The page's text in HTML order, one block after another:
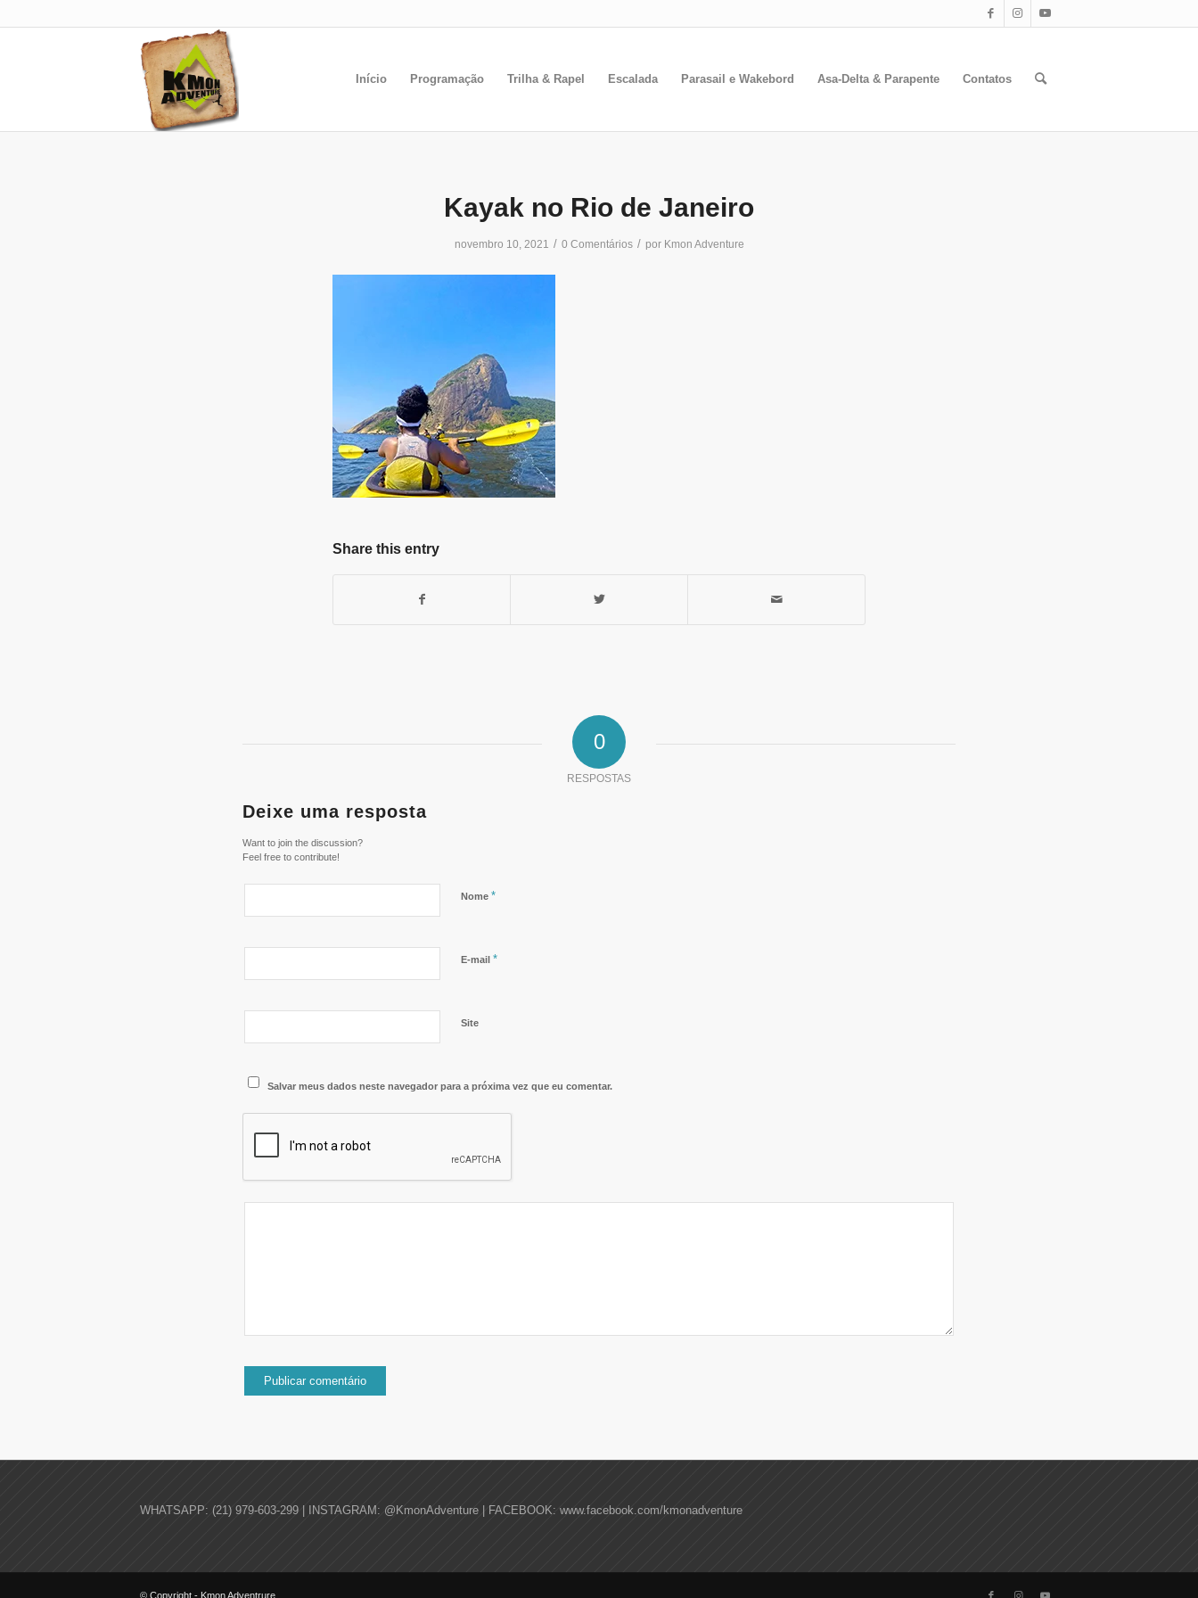
Início Programação Trilha & Rapel Escalada Parasail e Wakebord Asa-Delta & Parapente Contatos
Kayak no Rio de Janeiro
novembro 10, 2021 / 0 Comentários / por Kmon Adventure
Share this entry
0
RESPOSTAS
Deixe uma resposta
Want to join the discussion?
Feel free to contribute!
Nome *
E-mail *
Site
Salvar meus dados neste navegador para a próxima vez que eu comentar.
WHATSAPP: (21) 979-603-299 | INSTAGRAM: @KmonAdventure | FACEBOOK: www.facebook.com/kmonadventure
© Copyright - Kmon Adventrure